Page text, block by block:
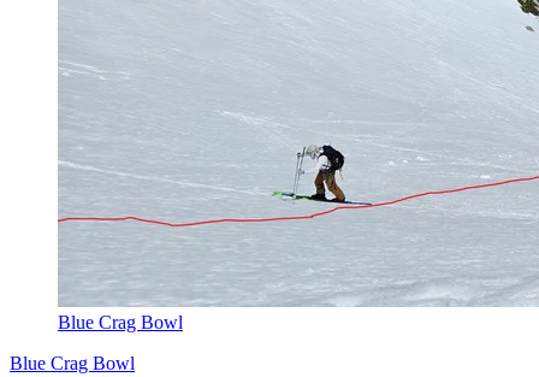
Blue Crag Bowl
Blue Crag Bowl